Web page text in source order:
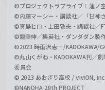
©プロジェクトラブライブ！蓮ノ
©内藤マーシー・講談社／「甘神
©真島ヒロ・上田敦夫・講談社／
©龍幸伸／集英社・ダンダダン製
©2023 時雨沢恵一/KADOKAWA/
©丸山くがね・KADOKAWA刊／
委員会
© 2023 あおぎり高校 / viviON, inc.
©NANOHA 20th PROJECT